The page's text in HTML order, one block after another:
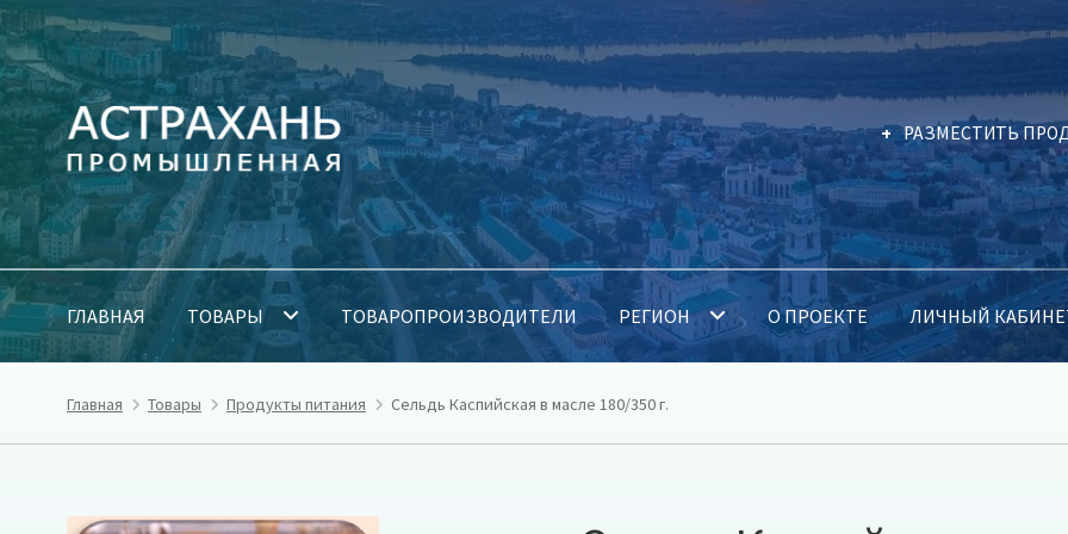
Перейти
к
навигации
Перейти
к
содержимому
РАЗМЕСТИТЬ
ГЛАВНАЯ ТОВАРЫ ТОВАРОПРОИЗВОДИТЕЛИ РЕГИОН О ПРОЕКТЕ ЛИЧНЫЙ
Главная Товары Продукты питания Сельдь Каспийская в масле 180/350 г.